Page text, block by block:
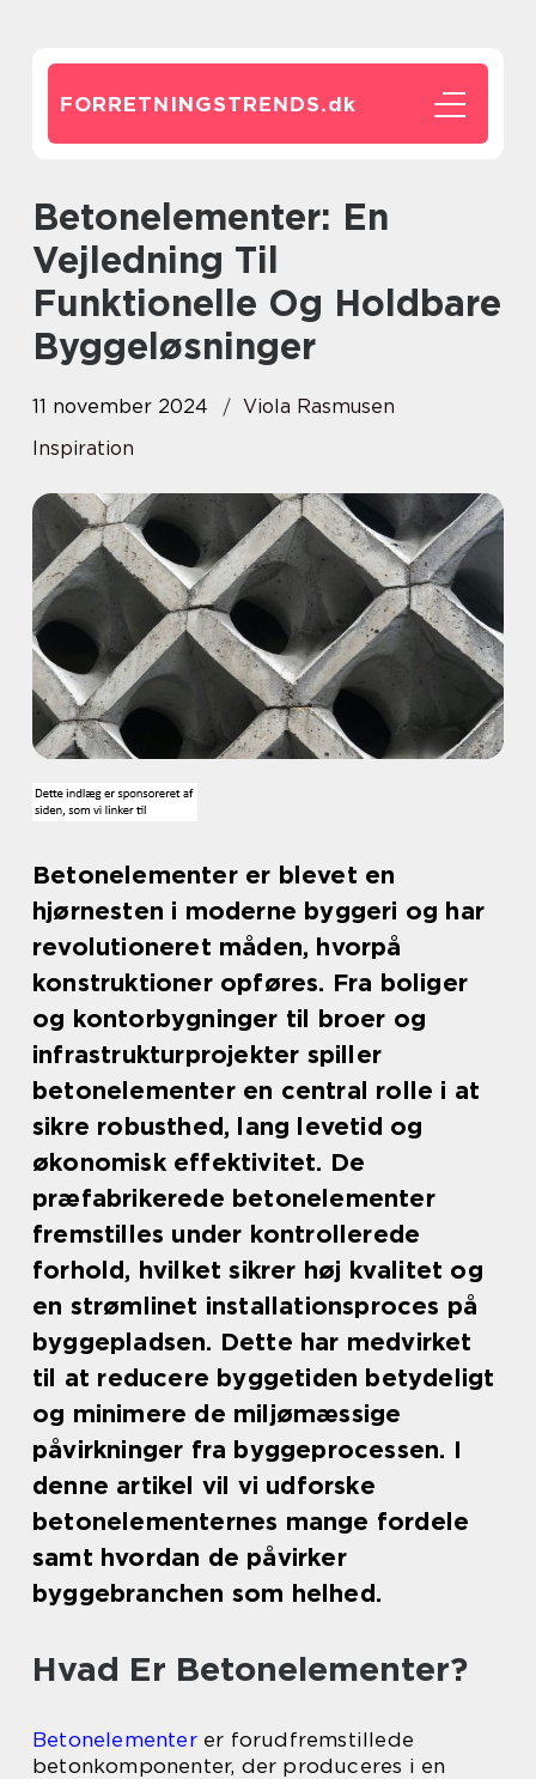
FORRETNINGSTRENDS.dk
Betonelementer: En
Vejledning Til
Funktionelle Og Holdbare
Byggeløsninger
11 november 2024
Viola Rasmusen
Inspiration
Betonelementer er blevet en
hjørnesten i moderne byggeri og har
revolutioneret måden, hvorpå
konstruktioner opføres. Fra boliger
og kontorbygninger til broer og
infrastrukturprojekter spiller
betonelementer en central rolle i at
sikre robusthed, lang levetid og
økonomisk effektivitet. De
præfabrikerede betonelementer
fremstilles under kontrollerede
forhold, hvilket sikrer høj kvalitet og
en strømlinet installationsproces på
byggepladsen. Dette har medvirket
til at reducere byggetiden betydeligt
og minimere de miljømæssige
påvirkninger fra byggeprocessen. I
denne artikel vil vi udforske
betonelementernes mange fordele
samt hvordan de påvirker
byggebranchen som helhed.
Hvad Er Betonelementer?
Betonelementerer forudfremstillede
betonkomponenter, der produceres i en